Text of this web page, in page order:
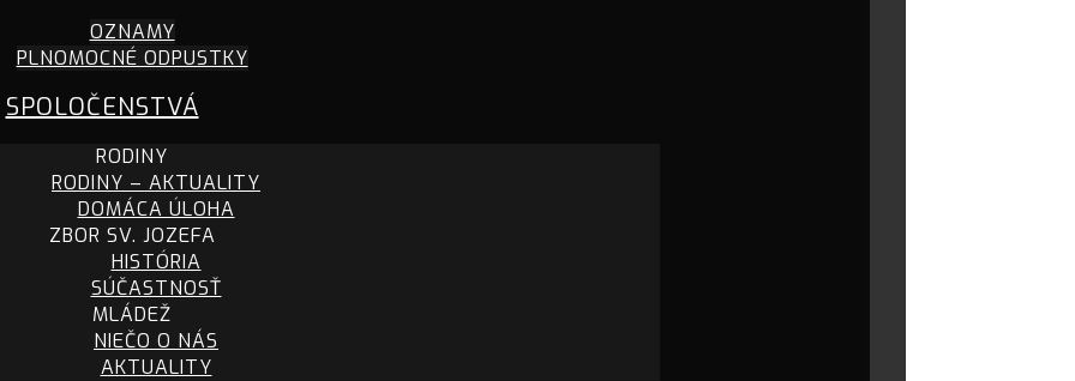
OZNAMY
PLNOMOCNÉ ODPUSTKY
SPOLOČENSTVÁ
RODINY
RODINY – AKTUALITY
DOMÁCA ÚLOHA
ZBOR SV. JOZEFA
HISTÓRIA
SÚČASTNOSŤ
MLÁDEŽ
NIEČO O NÁS
AKTUALITY